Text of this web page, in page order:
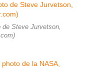
de Steve Jurvetson,